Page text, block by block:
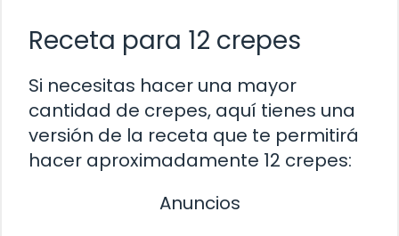
Receta para 12 crepes
Si necesitas hacer una mayor
cantidad de crepes, aquí tienes una
versión de la receta que te permitirá
hacer aproximadamente 12 crepes:
Anuncios